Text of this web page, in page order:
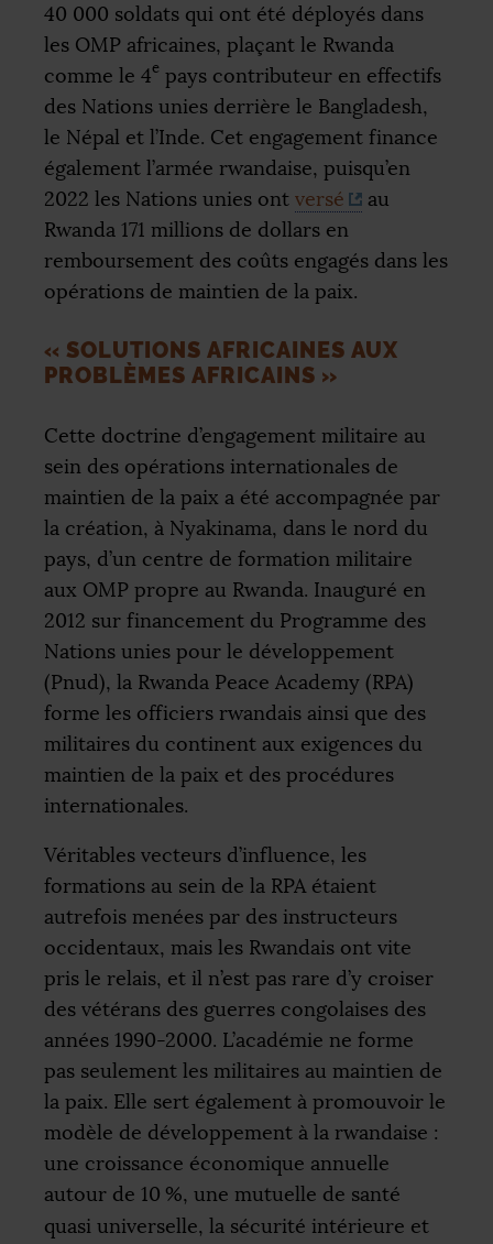
40 000 soldats qui ont été déployés dans
les OMP africaines, plaçant le Rwanda
comme le 4e pays contributeur en effectifs
des Nations unies derrière le Bangladesh,
le Népal et l’Inde. Cet engagement finance
également l’armée rwandaise, puisqu’en
2022 les Nations unies ont versé
au
Rwanda 171 millions de dollars en
remboursement des coûts engagés dans les
opérations de maintien de la paix.
« SOLUTIONS AFRICAINES AUX
PROBLÈMES AFRICAINS »
Cette doctrine d’engagement militaire au
sein des opérations internationales de
maintien de la paix a été accompagnée par
la création, à Nyakinama, dans le nord du
pays, d’un centre de formation militaire
aux OMP propre au Rwanda. Inauguré en
2012 sur financement du Programme des
Nations unies pour le développement
(Pnud), la Rwanda Peace Academy (RPA)
forme les officiers rwandais ainsi que des
militaires du continent aux exigences du
maintien de la paix et des procédures
internationales.
Véritables vecteurs d’influence, les
formations au sein de la RPAétaient
autrefois menées par des instructeurs
occidentaux, mais les Rwandais ont vite
pris le relais, et il n’est pas rare d’y croiser
des vétérans des guerres congolaises des
années 1990-2000. L’académie ne forme
pas seulement les militaires au maintien de
la paix. Elle sert également à promouvoir le
modèle de développement à la rwandaise :
une croissance économique annuelle
autour de 10 %, une mutuelle de santé
quasi universelle, la sécurité intérieure et